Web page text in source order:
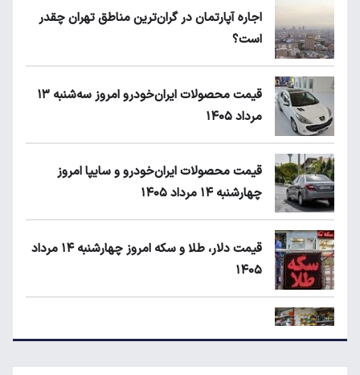
اجاره آپارتمان در گران‌ترین مناطق تهران چقدر
است؟
قیمت محصولات ایران‌خودرو امروز سه‌شنبه ۱۳
مرداد ۱۴۰۵
قیمت محصولات ایران‌خودرو و سایپا امروز
چهارشنبه ۱۴ مرداد ۱۴۰۵
قیمت دلار، طلا و سکه امروز چهارشنبه ۱۴ مرداد
۱۴۰۵
زمان شارژ کالابرگ با رقم آخر کد ملی صفر تا ۲